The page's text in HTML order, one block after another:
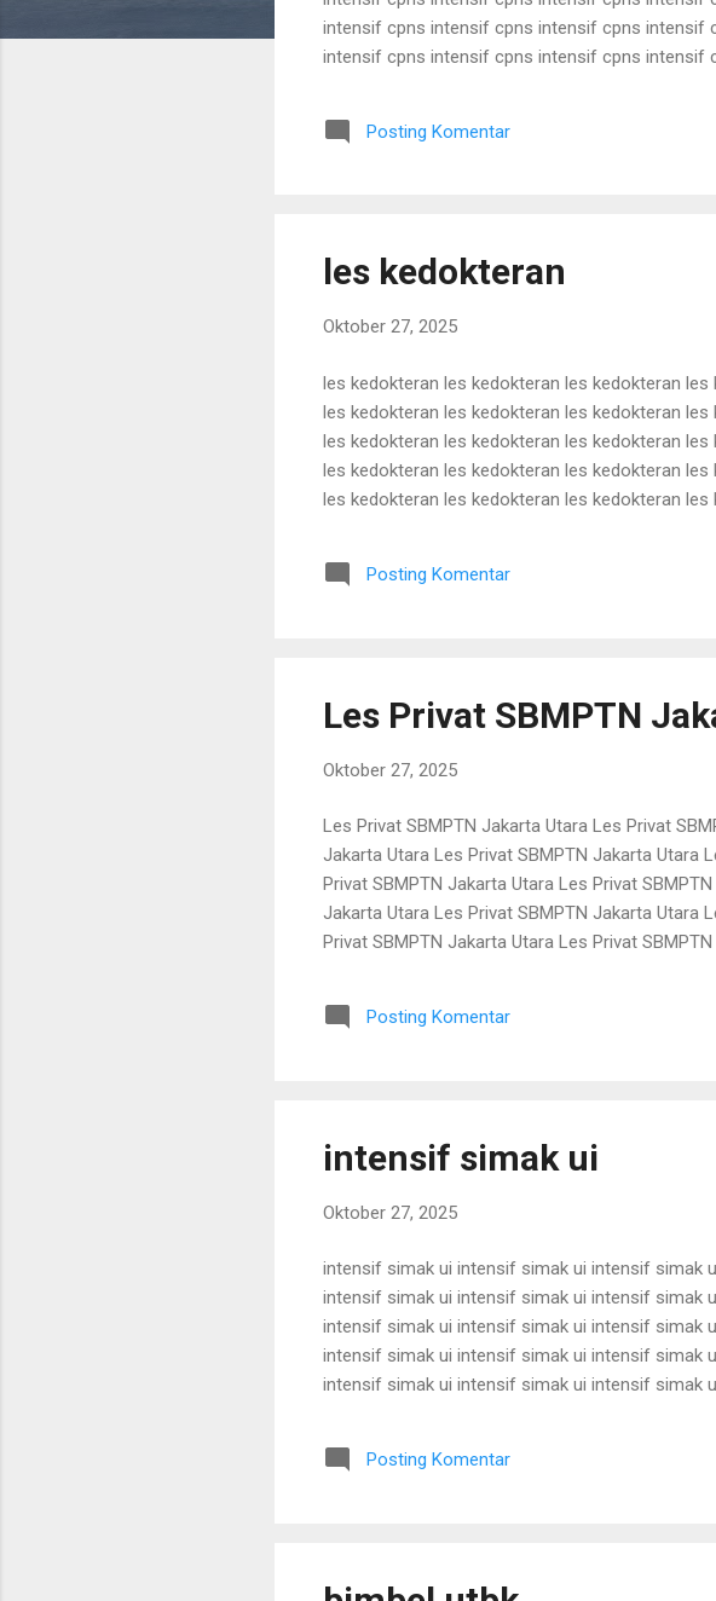
intensif cpns intensif cpns intensif cpns
intensif cpns intensif cpns intensif cpns intensif
intensif cpns intensif cpns intensif cpns intensif
Posting Komentar
les kedokteran
Oktober 27, 2025
les kedokteran les kedokteran les kedokteran
les kedokteran les kedokteran les kedokteran
les kedokteran les kedokteran les kedokteran
les kedokteran les kedokteran les kedokteran
les kedokteran les kedokteran les kedokteran
les kedokteran les kedokteran les kedokteran
les kedokteran les kedokteran les kedokteran les
Posting Komentar
Les Privat SBMPTN
Oktober 27, 2025
Les Privat SBMPTN Jakarta Utara Les Privat
Jakarta Utara Les Privat SBMPTN Jakarta Utara
Privat SBMPTN Jakarta Utara Les Privat
Jakarta Utara Les Privat SBMPTN Jakarta Utara
Privat SBMPTN Jakarta Utara Les Privat
Privat SBMPTN Jakarta Utara Les Privat
Jakarta Utara Les Privat SBMPTN Jakarta Utara
Posting Komentar
intensif simak ui
Oktober 27, 2025
intensif simak ui intensif simak ui intensif simak
intensif simak ui intensif simak ui intensif simak
intensif simak ui intensif simak ui intensif simak
intensif simak ui intensif simak ui intensif simak
intensif simak ui intensif simak ui intensif simak
intensif simak ui intensif simak ui intensif simak
intensif simak ui intensif simak ui intensif simak
Posting Komentar